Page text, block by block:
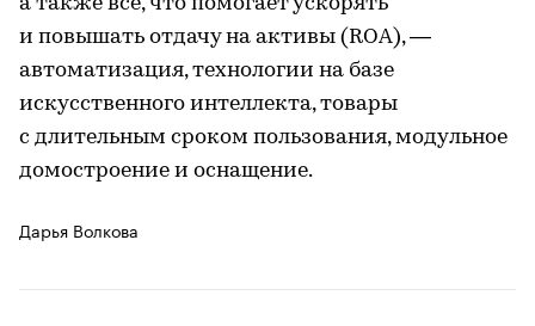
и повышать отдачу на активы (ROA), —
автоматизация, технологии на базе
искусственного интеллекта, товары
с длительным сроком пользования, модульное
домостроение и оснащение.
Дарья Волкова